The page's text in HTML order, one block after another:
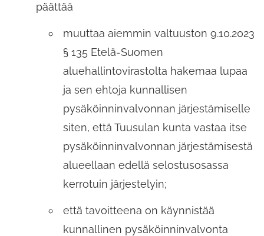
päättää
muuttaa aiemmin valtuuston 9.10.2023
§ 135 Etelä-Suomen
aluehallintovirastolta hakemaa lupaa
ja sen ehtoja kunnallisen
pysäköinninvalvonnan järjestämiselle
siten, että Tuusulan kunta vastaa itse
pysäköinninvalvonnan järjestämisestä
alueellaan edellä selostusosassa
kerrotuin järjestelyin;
että tavoitteena on käynnistää
kunnallinen pysäköinninvalvonta